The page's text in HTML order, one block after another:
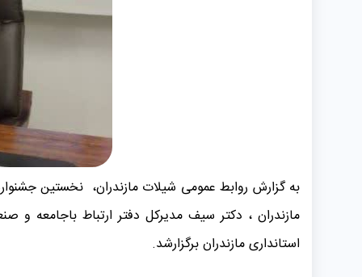
به گزارش روابط عمومی شیلات مازندران، نخستین
مازندران ، دکتر سیف مدیرکل دفتر ارتباط باجامعه
استانداری مازندران برگزارشد.